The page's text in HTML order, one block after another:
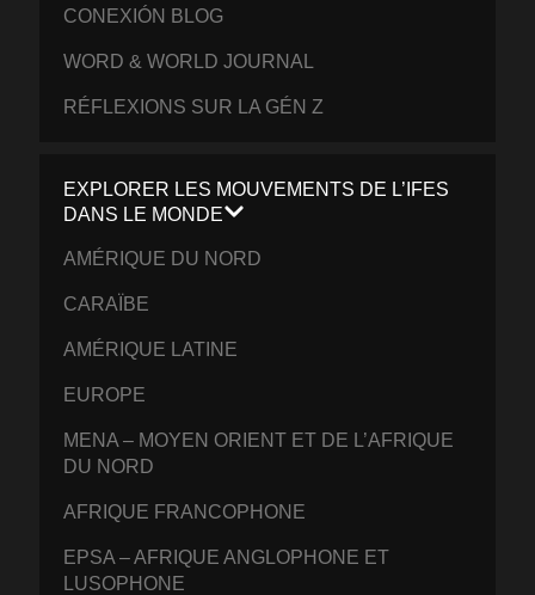
CONEXIÓN BLOG
WORD & WORLD JOURNAL
RÉFLEXIONS SUR LA GÉN Z
EXPLORER LES MOUVEMENTS DE L’IFES
DANS LE MONDE
AMÉRIQUE DU NORD
CARAÏBE
AMÉRIQUE LATINE
EUROPE
MENA – MOYEN ORIENT ET DE L’AFRIQUE
DU NORD
AFRIQUE FRANCOPHONE
EPSA – AFRIQUE ANGLOPHONE ET
LUSOPHONE